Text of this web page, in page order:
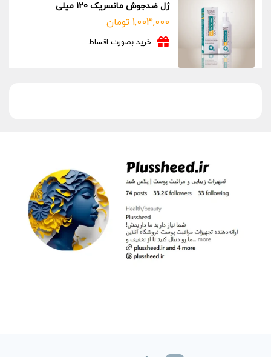
ژل ضدجوش مانسریک 120 میلی
1,003,000 تومان
خرید بصورت اقساط